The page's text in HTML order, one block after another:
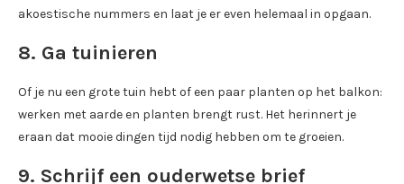
akoestische nummers en laat je er even helemaal in opgaan.
8. Ga tuinieren
Of je nu een grote tuin hebt of een paar planten op het balkon:
werken met aarde en planten brengt rust. Het herinnert je
eraan dat mooie dingen tijd nodig hebben om te groeien.
9. Schrijf een ouderwetse brief